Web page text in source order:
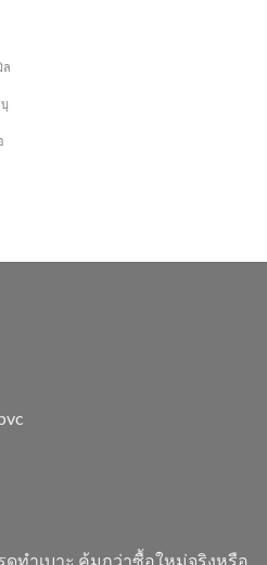
ล
ทำเบาะ คุ้มกว่าซื้อใหม่จริงหรือ